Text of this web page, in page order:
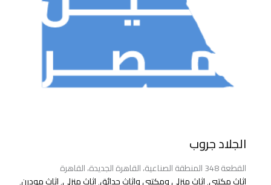
الجلاد جروب
القطعة 348 المنطقة الصناعية، القاهرة الجديدة، القاهرة
اثاث مكتبي,اثاث منزلى ومكتبى واثاث حدائق,اثاث منزلي,اثاث مودرن,